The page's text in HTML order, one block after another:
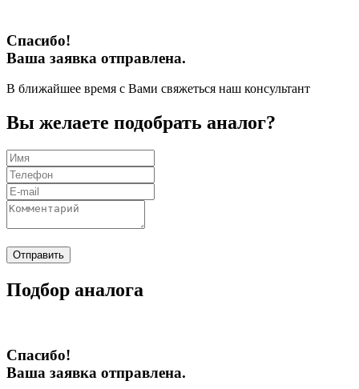
Спасибо!
Ваша заявка отправлена.
В ближайшее время с Вами свяжеться наш консультант
Вы желаете подобрать аналог?
Отправить
Подбор аналога
Спасибо!
Ваша заявка отправлена.